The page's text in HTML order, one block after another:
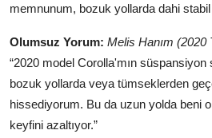
memnunum, bozuk yollarda dahi stabil
Olumsuz Yorum: Melis Hanım (2020
“2020 model Corolla'mın
bozuk yollarda veya tümseklerden
hissediyorum. Bu da uzun yolda beni
keyfini azaltıyor.”